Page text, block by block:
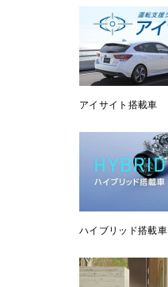
アイサイト搭載車
ハイブリッド搭載車